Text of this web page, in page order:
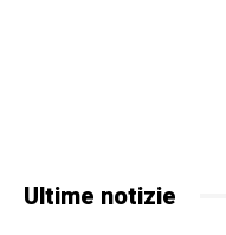
Ultime notizie